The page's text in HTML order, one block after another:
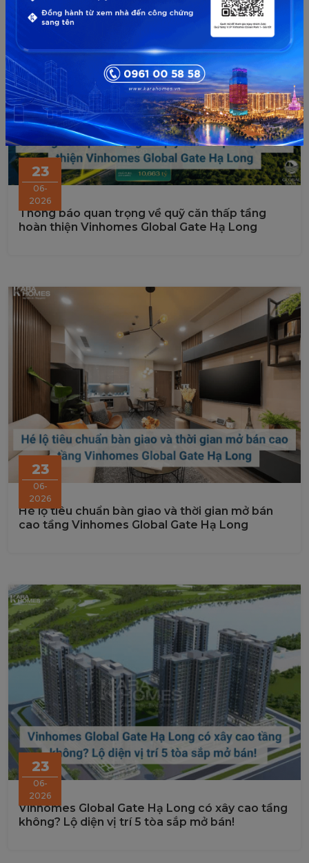
23
06-
2026
Thông báo quan trọng về quỹ căn thấp tầng
hoàn thiện Vinhomes Global Gate Hạ Long
23
06-
2026
Hé lộ tiêu chuẩn bàn giao và thời gian mở bán
cao tầng Vinhomes Global Gate Hạ Long
23
06-
2026
Vinhomes Global Gate Hạ Long có xây cao tầng
không? Lộ diện vị trí 5 tòa sắp mở bán!